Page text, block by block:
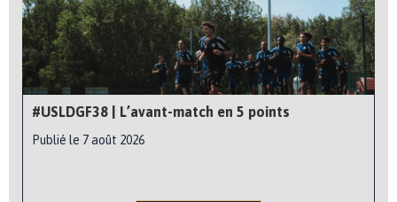
#USLDGF38 | L’avant-match en 5 points
Publié le 7 août 2026